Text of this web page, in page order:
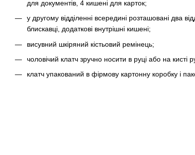
для документів, 4 кишені для карток;
у другому відділенні всередині розташовані два
блискавці, додаткові внутрішні кишені;
висувний шкіряний кістьовий ремінець;
чоловічий клатч зручно носити в руці або на кисті
клатч упакований в фірмову картонну коробку і